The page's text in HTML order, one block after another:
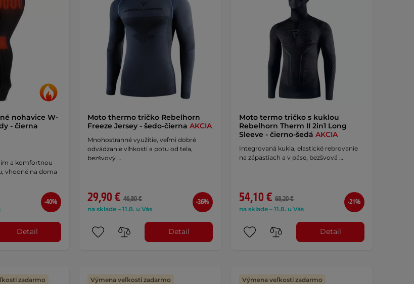
nohavice W-
- čierna
a komfortnou
vhodné na doma
-40%
Detail
Moto thermo tričko Rebelhorn
Freeze Jersey - šedo-čierna AKCIA
Mnohostranné využitie, veľmi dobré
odvádzanie vlhkosti a potu od tela,
bezšvový …
29,90 € 46,80 €
na sklade – 11.8. u Vás
-36%
Detail
Moto termo tričko s kuklou
Rebelhorn Therm II 2in1 Long
Sleeve - čierno-šedá AKCIA
Integrovaná kukla, elastické rebrovanie
na zápästiach a v páse, bezšvová …
54,10 € 68,20 €
na sklade – 11.8. u Vás
-21%
Detail
zadarmo Výmena veľkosti zadarmo Výmena veľkosti zadarmo